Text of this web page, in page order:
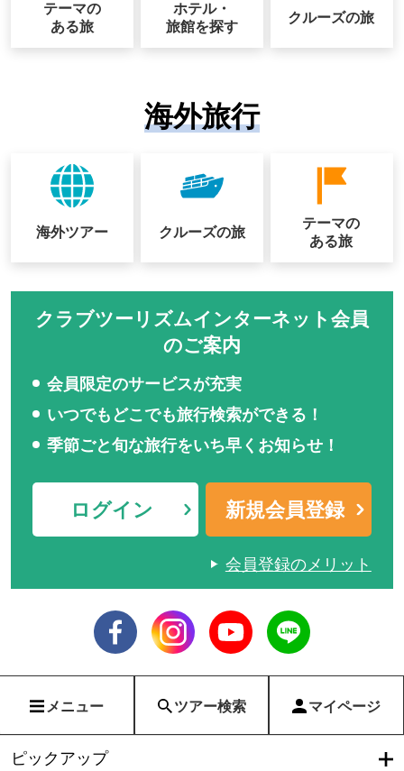
テーマの
ある旅
ホテル・
旅館を探す
クルーズの旅
海外旅行
海外ツアー クルーズの旅
テーマの
ある旅
クラブツーリズムインターネット会員
のご案内
会員限定のサービスが充実
いつでもどこでも旅行検索ができる！
季節ごと旬な旅行をいち早くお知らせ！
ログイン 新規会員登録
会員登録のメリット
メニュー ツアー検索 マイページ
ピックアップ